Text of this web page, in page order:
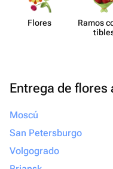
Flores
Ramos
Entrega de flores
Moscú
San Petersburgo
Volgogrado